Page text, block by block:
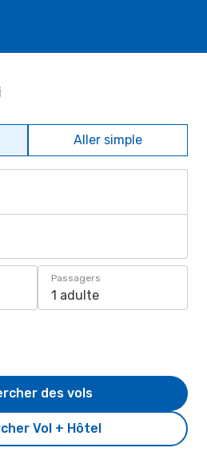
Aller simple
Passagers
1 adulte
Vol + Hôtel
des vols